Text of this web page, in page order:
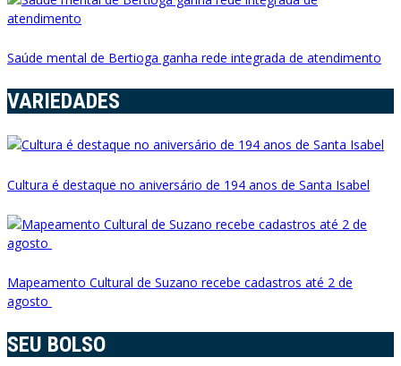
Saúde mental de Bertioga ganha rede integrada de atendimento
VARIEDADES
Cultura é destaque no aniversário de 194 anos de Santa Isabel
Mapeamento Cultural de Suzano recebe cadastros até 2 de
agosto
SEU BOLSO